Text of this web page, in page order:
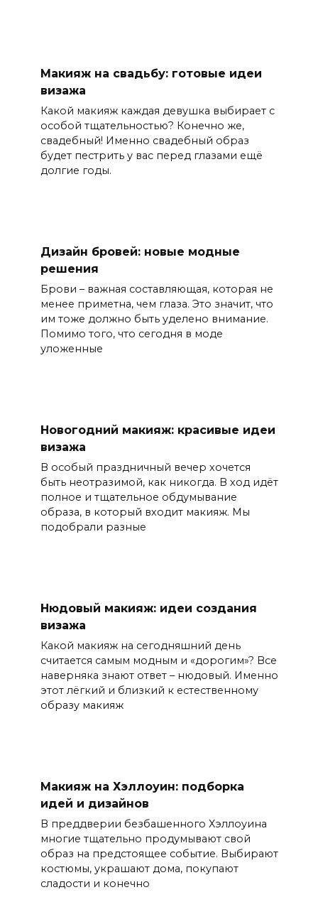
Макияж на свадьбу: готовые идеи
визажа
Какой макияж каждая девушка выбирает с
особой тщательностью? Конечно же,
свадебный! Именно свадебный образ
будет пестрить у вас перед глазами ещё
долгие годы.
Дизайн бровей: новые модные
решения
Брови – важная составляющая, которая не
менее приметна, чем глаза. Это значит, что
им тоже должно быть уделено внимание.
Помимо того, что сегодня в моде
уложенные
Новогодний макияж: красивые идеи
визажа
В особый праздничный вечер хочется
быть неотразимой, как никогда. В ход идёт
полное и тщательное обдумывание
образа, в который входит макияж. Мы
подобрали разные
Нюдовый макияж: идеи создания
визажа
Какой макияж на сегодняшний день
считается самым модным и «дорогим»? Все
наверняка знают ответ – нюдовый. Именно
этот лёгкий и близкий к естественному
образу макияж
Макияж на Хэллоуин: подборка
идей и дизайнов
В преддверии безбашенного Хэллоуина
многие тщательно продумывают свой
образ на предстоящее событие. Выбирают
костюмы, украшают дома, покупают
сладости и конечно